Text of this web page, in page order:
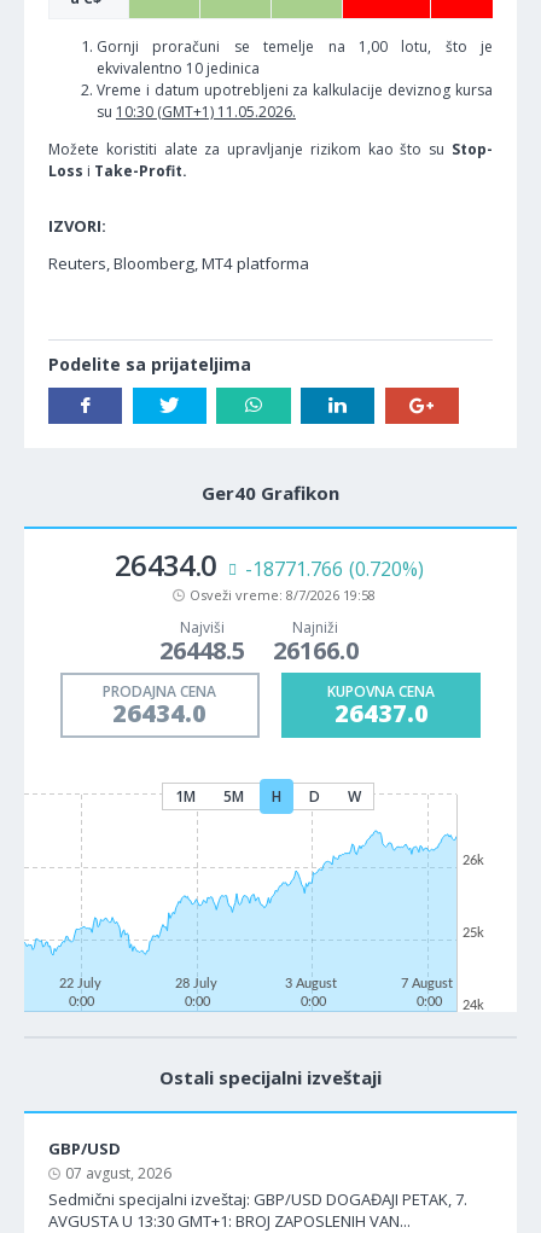
Gornji proračuni se temelje na 1,00 lotu, što je
ekvivalentno 10 jedinica
Vreme i datum upotrebljeni za kalkulacije deviznog kursa
su 10:30 (GMT+1) 11.05.2026.
Možete koristiti alate za upravljanje rizikom kao što su Stop-
Loss i Take-Profit.
IZVORI:
Reuters, Bloomberg, MT4 platforma
Podelite sa prijateljima
Ger40 Grafikon
26434.0 -18771.766 (0.720%)
Osveži vreme: 8/7/2026 19:58
Najviši
26448.5
Najniži
26166.0
PRODAJNA CENA
26434.0
KUPOVNA CENA
26437.0
1M 5M H D W
22 July
0:00
28 July
0:00
3 August
0:00
7 August
0:00
24k
25k
26k
Ostali specijalni izveštaji
GBP/USD
07 avgust, 2026
Sedmični specijalni izveštaj: GBP/USD DOGAĐAJI PETAK, 7.
AVGUSTA U 13:30 GMT+1: BROJ ZAPOSLENIH VAN...